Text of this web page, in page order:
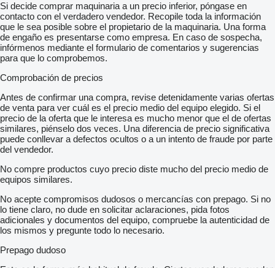
Si decide comprar maquinaria a un precio inferior, póngase en
contacto con el verdadero vendedor. Recopile toda la información
que le sea posible sobre el propietario de la maquinaria. Una forma
de engaño es presentarse como empresa. En caso de sospecha,
infórmenos mediante el formulario de comentarios y sugerencias
para que lo comprobemos.
Comprobación de precios
Antes de confirmar una compra, revise detenidamente varias ofertas
de venta para ver cuál es el precio medio del equipo elegido. Si el
precio de la oferta que le interesa es mucho menor que el de ofertas
similares, piénselo dos veces. Una diferencia de precio significativa
puede conllevar a defectos ocultos o a un intento de fraude por parte
del vendedor.
No compre productos cuyo precio diste mucho del precio medio de
equipos similares.
No acepte compromisos dudosos o mercancías con prepago. Si no
lo tiene claro, no dude en solicitar aclaraciones, pida fotos
adicionales y documentos del equipo, compruebe la autenticidad de
los mismos y pregunte todo lo necesario.
Prepago dudoso